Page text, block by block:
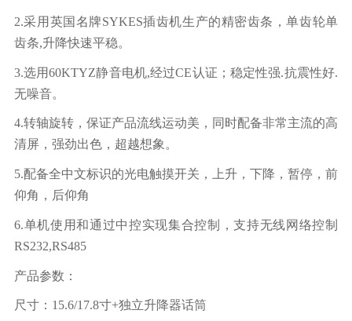
2.采用英国名牌SYKES插齿机生产的精密齿条，单齿轮单
齿条,升降快速平稳。
3.选用60KTYZ静音电机,经过CE认证；稳定性强.抗震性好.
无噪音。
4.转轴旋转，保证产品流线运动美，同时配备非常主流的高
清屏，强劲出色，超越想象。
5.配备全中文标识的光电触摸开关，上升，下降，暂停，前
仰角，后仰角
6.单机使用和通过中控实现集合控制，支持无线网络控制
RS232,RS485
产品参数：
尺寸：15.6/17.8寸+独立升降器话筒